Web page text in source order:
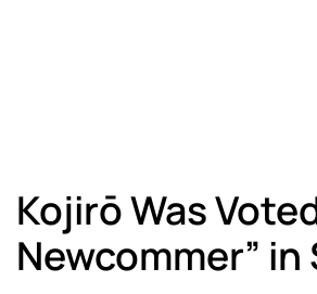
Kojirō Was
Newcommer” in